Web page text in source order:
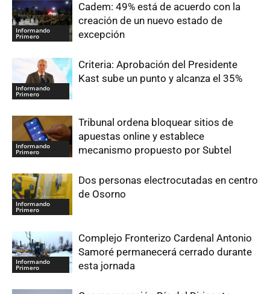
Informando
Primero
Cadem: 49% está de acuerdo con la
creación de un nuevo estado de
excepción
Informando
Primero
Criteria: Aprobación del Presidente
Kast sube un punto y alcanza el 35%
Informando
Primero
Tribunal ordena bloquear sitios de
apuestas online y establece
mecanismo propuesto por Subtel
Informando
Primero
Dos personas electrocutadas en centro
de Osorno
Informando
Primero
Complejo Fronterizo Cardenal Antonio
Samoré permanecerá cerrado durante
esta jornada